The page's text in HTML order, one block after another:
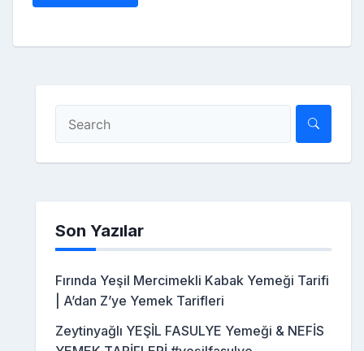
Son Yazılar
Fırında Yeşil Mercimekli Kabak Yemeği Tarifi
| A’dan Z’ye Yemek Tarifleri
Zeytinyağlı YEŞİL FASULYE Yemeği & NEFİS